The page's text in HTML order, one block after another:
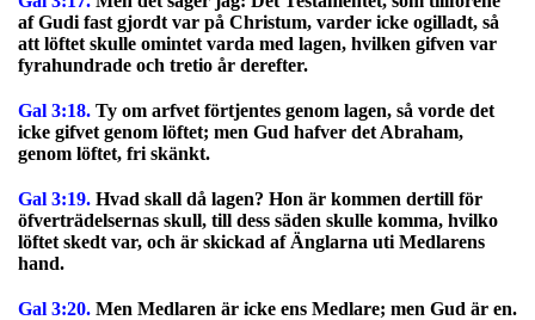
af Gudi fast gjordt var på Christum, varder icke ogilladt, så
att löftet skulle omintet varda med lagen, hvilken gifven var
fyrahundrade och tretio år derefter.
Gal 3:18. Ty om arfvet förtjentes genom lagen, så vorde det
icke gifvet genom löftet; men Gud hafver det Abraham,
genom löftet, fri skänkt.
Gal 3:19. Hvad skall då lagen? Hon är kommen dertill för
öfverträdelsernas skull, till dess säden skulle komma, hvilko
löftet skedt var, och är skickad af Änglarna uti Medlarens
hand.
Gal 3:20. Men Medlaren är icke ens Medlare; men Gud är en.